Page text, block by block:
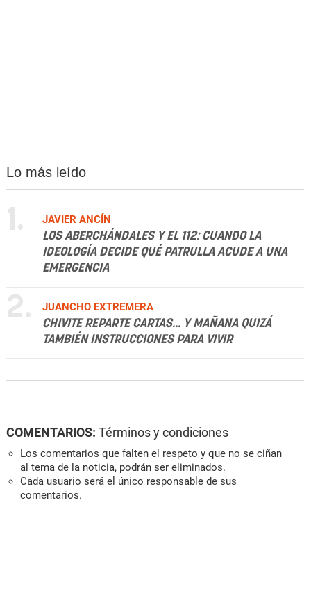
Lo más leído
1.
JAVIER ANCÍN
LOS ABERCHÁNDALES Y EL 112: CUANDO LA
IDEOLOGÍA DECIDE QUÉ PATRULLA ACUDE A UNA
EMERGENCIA
2.
JUANCHO EXTREMERA
CHIVITE REPARTE CARTAS... Y MAÑANA QUIZÁ
TAMBIÉN INSTRUCCIONES PARA VIVIR
COMENTARIOS: Términos y condiciones
Los comentarios que falten el respeto y que no se ciñan
al tema de la noticia, podrán ser eliminados.
Cada usuario será el único responsable de sus
comentarios.